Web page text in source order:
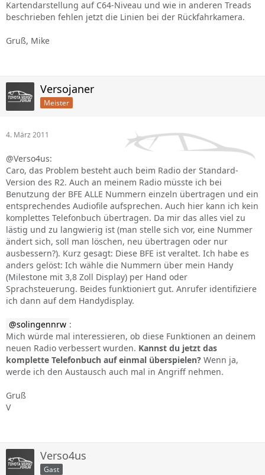
Kartendarstellung auf C64-Niveau und wie in anderen Treads
beschrieben fehlen jetzt die Linien bei der Rückfahrkamera.
Gruß, Mike
Versojaner
Meister
4. März 2011
@Verso4us:
Caro, das Problem besteht auch beim Radio der Standard-
Version des R2. Auch an meinem Radio müsste ich bei
Benutzung der BFE ALLE Nummern einzeln übertragen und ein
entsprechendes Audiofile aufsprechen. Auch hier kann ich kein
komplettes Telefonbuch übertragen. Da mir das alles viel zu
lästig und zu langwierig ist (man stelle sich vor, eine Nummer
ändert sich, soll man löschen, neu übertragen oder nur
ausbessern?). Kurz gesagt: Diese BFE ist veraltet. Ich habe es
anders gelöst: Ich wähle die Nummern über mein Handy
(Milestone mit 3,8 Zoll Display) per Hand oder
Sprachsteuerung. Beides funktioniert gut. Anrufer identifiziere
ich dann auf dem Handydisplay.
solingennrw :
Mich würde mal interessieren, ob diese Funktionen an deinem
neuen Radio verbessert wurden. Kannst du jetzt das
komplette Telefonbuch auf einmal überspielen? Wenn ja,
werde ich den Austausch auch mal in Angriff nehmen.
Gruß
V
Verso4us
Gast